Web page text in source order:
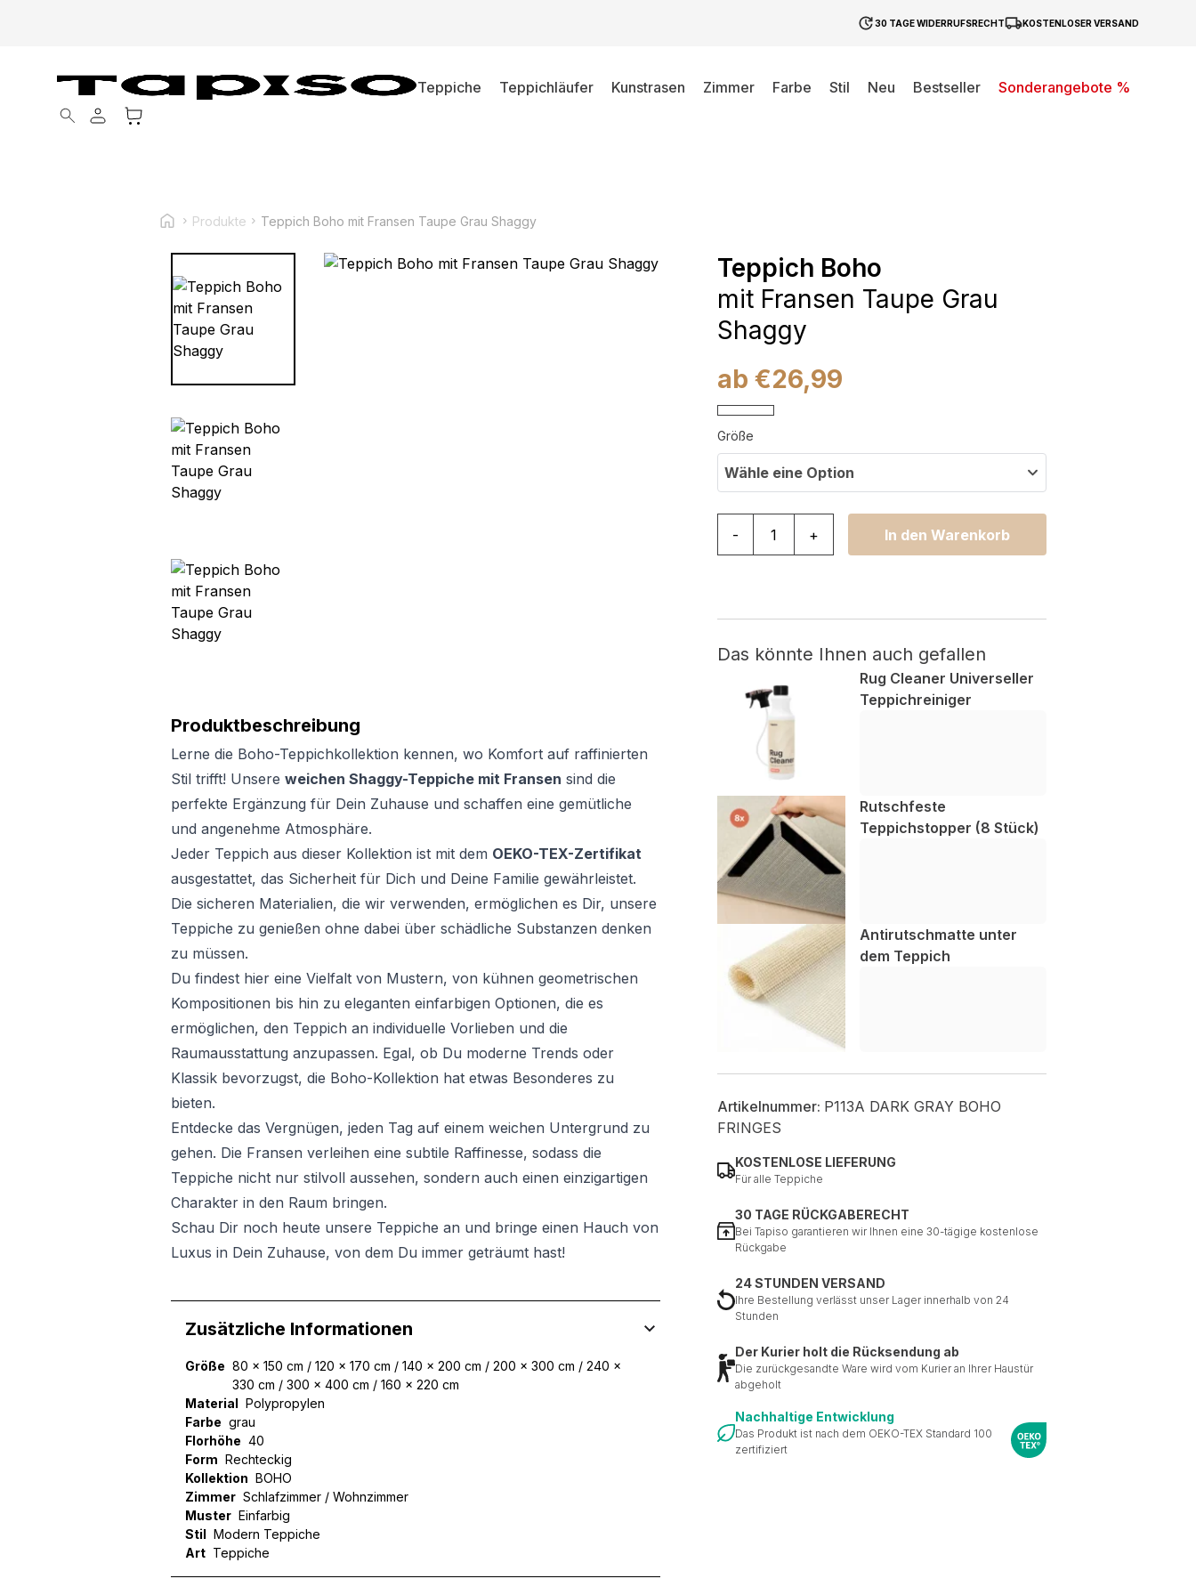
30 TAGE WIDERRUFSRECHT KOSTENLOSER VERSAND
Teppiche Teppichläufer Kunstrasen Zimmer Farbe Stil Neu Bestseller
Sonderangebote %
Products search
Produkte Teppich Boho mit Fransen Taupe Grau Shaggy
Produktbeschreibung
Lerne die Boho-Teppichkollektion kennen, wo Komfort auf raffinierten
Stil trifft! Unsere weichen Shaggy-Teppiche mit Fransen sind die
perfekte Ergänzung für Dein Zuhause und schaffen eine gemütliche
und angenehme Atmosphäre.
Jeder Teppich aus dieser Kollektion ist mit dem OEKO-TEX-Zertifikat
ausgestattet, das Sicherheit für Dich und Deine Familie gewährleistet.
Die sicheren Materialien, die wir verwenden, ermöglichen es Dir, unsere
Teppiche zu genießen ohne dabei über schädliche Substanzen denken
zu müssen.
Du findest hier eine Vielfalt von Mustern, von kühnen geometrischen
Kompositionen bis hin zu eleganten einfarbigen Optionen, die es
ermöglichen, den Teppich an individuelle Vorlieben und die
Raumausstattung anzupassen. Egal, ob Du moderne Trends oder
Klassik bevorzugst, die Boho-Kollektion hat etwas Besonderes zu
bieten.
Entdecke das Vergnügen, jeden Tag auf einem weichen Untergrund zu
gehen. Die Fransen verleihen eine subtile Raffinesse, sodass die
Teppiche nicht nur stilvoll aussehen, sondern auch einen einzigartigen
Charakter in den Raum bringen.
Schau Dir noch heute unsere Teppiche an und bringe einen Hauch von
Luxus in Dein Zuhause, von dem Du immer geträumt hast!
Teppich Boho
mit Fransen Taupe Grau
Shaggy
ab €26,99
Größe
Wähle eine Option
- + In den Warenkorb
Das könnte Ihnen auch gefallen
Rug Cleaner Universeller
Teppichreiniger
Rutschfeste
Teppichstopper (8 Stück)
Antirutschmatte unter
dem Teppich
Artikelnummer: P113A DARK GRAY BOHO
FRINGES
KOSTENLOSE LIEFERUNG
Für alle Teppiche
30 TAGE RÜCKGABERECHT
Bei Tapiso garantieren wir Ihnen eine 30-tägige kostenlose
Rückgabe
24 STUNDEN VERSAND
Ihre Bestellung verlässt unser Lager innerhalb von 24
Stunden
Der Kurier holt die Rücksendung ab
Die zurückgesandte Ware wird vom Kurier an Ihrer Haustür
abgeholt
Nachhaltige Entwicklung
Das Produkt ist nach dem OEKO-TEX Standard 100
zertifiziert
Zusätzliche Informationen
Größe 80 x 150 cm / 120 x 170 cm / 140 x 200 cm / 200 x 300 cm / 240 x
330 cm / 300 x 400 cm / 160 x 220 cm
Material Polypropylen
Farbe grau
Florhöhe 40
Form Rechteckig
Kollektion BOHO
Zimmer Schlafzimmer / Wohnzimmer
Muster Einfarbig
Stil Modern Teppiche
Art Teppiche